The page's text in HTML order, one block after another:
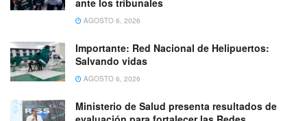
ante los tribunales
AGOSTO 6, 2026
Importante: Red Nacional de Helipuertos:
Salvando vidas
AGOSTO 6, 2026
Ministerio de Salud presenta resultados de